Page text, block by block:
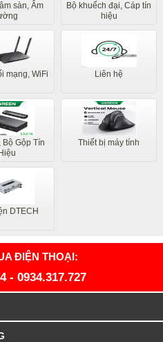
sàn, Âm
Bộ khuếch đại, Cáp tín
hiệu
mạng, WiFi Liên hệ
Bộ Gộp Tín
Hiệu
Thiết bị máy tính
DTECH
ĐIỆN THOẠI:
- 0934.317.727